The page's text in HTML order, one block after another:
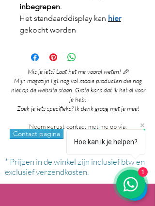
inbegrepen.
Het standaarddisplay kan hier
gekocht worden
Mis je iets? Laat het me vooral weten! 🎉
Mijn magazijn ligt nog vol mooie producten die nog
niet op de website staan. Grote kans dat ik het al voor
je heb!
Zoek je iets specifieks? Ik denk graag met je mee!
Neem gerust contact met me op via:
Contact pagina
* Prijzen in de winkel zijn inclusief btw en
exclusief verzendkosten.
Hoe kan ik je helpen?
1